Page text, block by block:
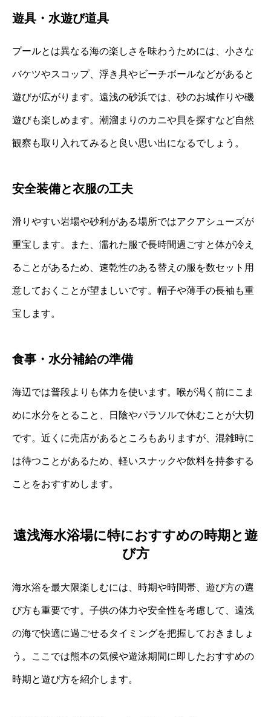
遊具・水遊び道具
プールとは異なる海の楽しさを味わうためには、小さな
バケツやスコップ、浮き具やビーチボールなどがあると
遊びが広がります。遠浅の砂浜では、砂のお城作りや磯
遊びも楽しめます。潮溜まりのカニや貝を探すなど自然
観察も取り入れてみると良い思い出になるでしょう。
安全装備と衣服の工夫
滑りやすい岩場や砂利がある場所ではアクアシューズが
重宝します。また、濡れた服で長時間過ごすと体が冷え
ることがあるため、速乾性のある替えの服を数セット用
意しておくことが望ましいです。帽子や薄手の長袖も重
宝します。
食事・水分補給の準備
海辺では普段よりも体力を使います。喉が渇く前にこま
めに水分をとること、日陰やパラソルで休むことが大切
です。近くに売店があるところもありますが、混雑時に
は待つことがあるため、軽いスナックや飲料を持参する
ことをおすすめします。
遠浅海水浴場に特におすすめの時期と遊
び方
海水浴を最大限楽しむには、時期や時間帯、遊び方の選
び方も重要です。子供の体力や安全性を考慮して、遠浅
の海で快適に過ごせるタイミングを把握しておきましょ
う。ここでは熊本の気候や遊泳期間に即したおすすめの
時期と遊び方を紹介します。